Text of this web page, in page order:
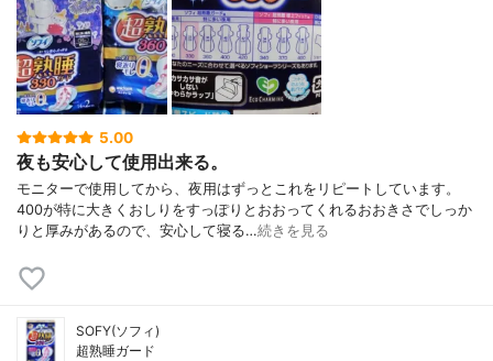
5.00
夜も安心して使用出来る。
モニターで使用してから、夜用はずっとこれをリピートしています。
400が特に大きくおしりをすっぽりとおおってくれるおおきさでしっか
りと厚みがあるので、安心して寝る…続きを見る
SOFY(ソフィ)
超熟睡ガード